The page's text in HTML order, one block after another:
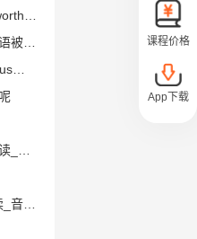
趣味教学：让孩子快速理解英语被动语态
gorgeous是什么意思_gorgeous怎么读_音标'ɡɔ-dʒəs
detail是什么意思_detail怎么读_音标ˈdi-teɪl
课程价格
App下载